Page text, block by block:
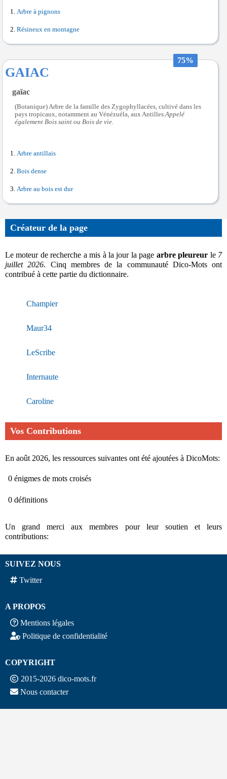
Arbre à pignons
Résineux en montagne
75%
GAIAC
gaïac
(Botanique) Arbre de la famille des Zygophyllacées, cultivé dans les
pays tropicaux, notamment au Vénézuéla, aux Antilles. Appelé
également Bois saint ou Bois de vie.
Arbre antillais
Bois dense
Arbre au bois est dur
Créateur de la page
Le moteur de recherche a mis à la jour la page arbre pleureur le 7
juillet 2026. Cinq membres de la communauté Dico-Mots ont
contribué à cette partie du dictionnaire.
Champier
Maur34
LeScribe
Internaute
Caroline
Vos Contributions
En août 2026, les ressources suivantes ont été ajoutées à DicoMots:
0 énigmes de mots croisés
0 définitions
Un grand merci aux membres pour leur soutien et leurs
contributions:
SUIVEZ NOUS
Twitter
A PROPOS
Mentions légales
Politique de confidentialité
COPYRIGHT
2015-2026 dico-mots.fr
Nous contacter